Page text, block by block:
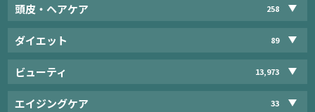
頭皮・ヘアケア 258
ダイエット 89
ビューティ 13,973
エイジングケア 33